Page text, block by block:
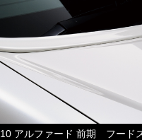
10 アルファード 前期 フード